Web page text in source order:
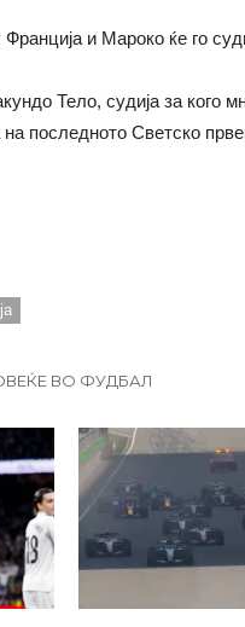
и Мароко ќе го
Тело, судија за кого
на последното Светско
ВО ФУДБАЛ